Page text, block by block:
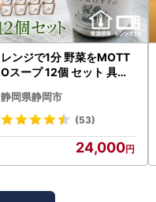
レンジで1分 野菜をMOTT
Oスープ 12個 セット 具だ
産野菜 常温保存
静岡県静岡市
(53)
24,000